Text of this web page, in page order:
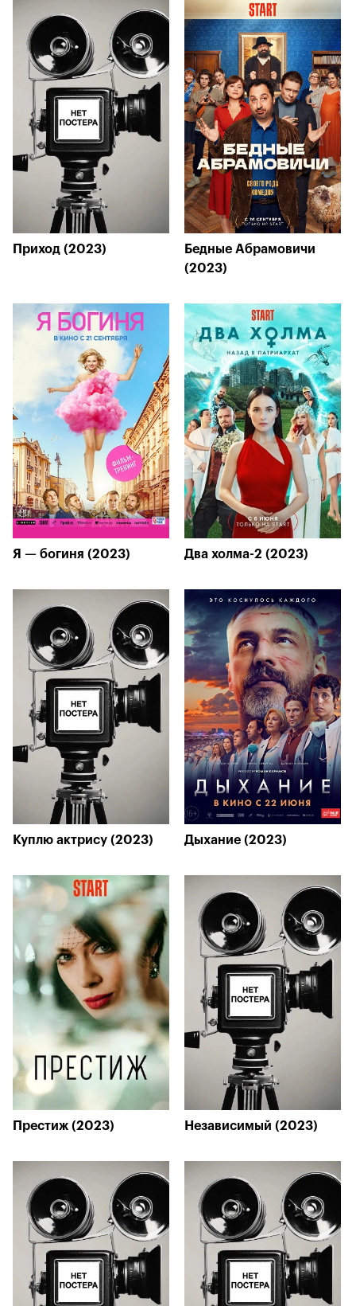
Приход (2023)
Бедные Абрамовичи
(2023)
Я — богиня (2023) Два холма-2 (2023)
Куплю актрису (2023) Дыхание (2023)
Престиж (2023) Независимый (2023)